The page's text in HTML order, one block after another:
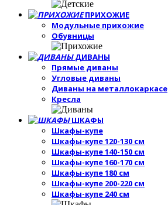
ПРИХОЖИЕ
Модульные прихожие
Обувницы
ДИВАНЫ
Прямые диваны
Угловые диваны
Диваны на металлокаркасе
Кресла
ШКАФЫ
Шкафы-купе
Шкафы-купе 120-130 см
Шкафы-купе 140-150 см
Шкафы-купе 160-170 см
Шкафы-купе 180 см
Шкафы-купе 200-220 см
Шкафы-купе 240 см